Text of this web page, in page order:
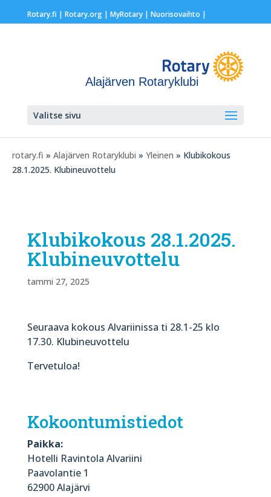
Rotary.fi | Rotary.org| MyRotary | Nuorisovaihto |
Alajärven Rotaryklubi
Valitse sivu
rotary.fi » Alajärven Rotaryklubi » Yleinen » Klubikokous
28.1.2025. Klubineuvottelu
Klubikokous 28.1.2025.
Klubineuvottelu
tammi 27, 2025
Seuraava kokous Alvariinissa ti 28.1-25 klo
17.30. Klubineuvottelu
Tervetuloa!
Kokoontumistiedot
Paikka:
Hotelli Ravintola Alvariini
Paavolantie 1
62900 Alajärvi